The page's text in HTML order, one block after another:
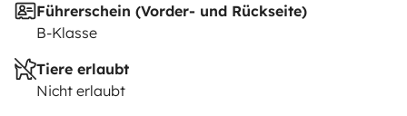
Führerschein (Vorder- und Rückseite)
B-Klasse
Tiere erlaubt
Nicht erlaubt